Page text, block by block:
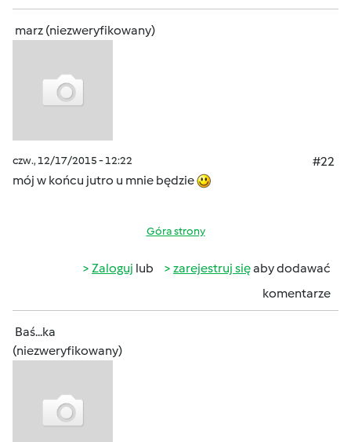
marz (niezweryfikowany)
czw., 12/17/2015 - 12:22
#22
mój w końcu jutro u mnie będzie
Góra strony
Zaloguj lub zarejestruj sięaby dodawać
komentarze
Baś...ka
(niezweryfikowany)